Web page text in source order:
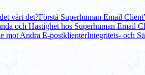
värt det?Förstå Superhuman Email Client
och Hastighet hos Superhuman Email
mot Andra E-postklienterIntegritets- och